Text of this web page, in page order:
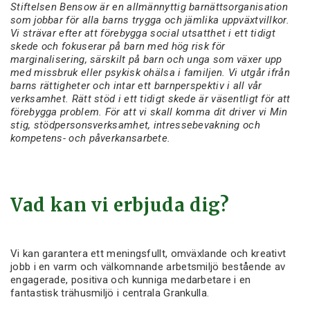
Stiftelsen Bensow är en allmännyttig barnättsorganisation
som jobbar för alla barns trygga och jämlika uppväxtvillkor.
Vi strävar efter att förebygga social utsatthet i ett tidigt
skede och fokuserar på barn med hög risk för
marginalisering, särskilt på barn och unga som växer upp
med missbruk eller psykisk ohälsa i familjen. Vi utgår ifrån
barns rättigheter och intar ett barnperspektiv i all vår
verksamhet. Rätt stöd i ett tidigt skede är väsentligt för att
förebygga problem. För att vi skall komma dit driver vi Min
stig, stödpersonsverksamhet, intressebevakning och
kompetens- och påverkansarbete.
Vad kan vi erbjuda dig?
Vi kan garantera ett meningsfullt, omväxlande och kreativt
jobb i en varm och välkomnande arbetsmiljö bestående av
engagerade, positiva och kunniga medarbetare i en
fantastisk trähusmiljö i centrala Grankulla.